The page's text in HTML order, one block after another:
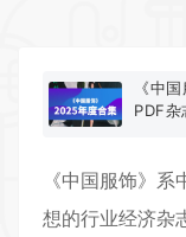
《中
PDF杂
《中国服饰》系
想的行业经济杂